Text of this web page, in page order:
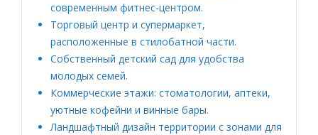
современным фитнес-центром.
Торговый центр и супермаркет,
расположенные в стилобатной части.
Собственный детский сад для удобства
молодых семей.
Коммерческие этажи: стоматологии, аптеки,
уютные кофейни и винные бары.
Ландшафтный дизайн территории с зонами для